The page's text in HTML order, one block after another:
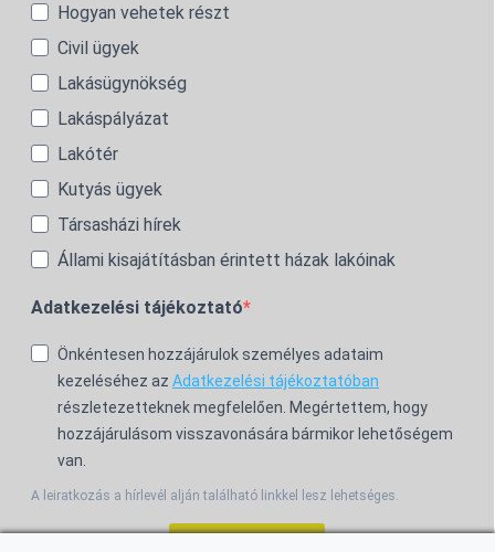
Hogyan vehetek részt
Civil ügyek
Lakásügynökség
Lakáspályázat
Lakótér
Kutyás ügyek
Társasházi hírek
Állami kisajátításban érintett házak lakóinak
Adatkezelési tájékoztató
Önkéntesen hozzájárulok személyes adataim
kezeléséhez az Adatkezelési tájékoztatóban
részletezetteknek megfelelően. Megértettem, hogy
hozzájárulásom visszavonására bármikor lehetőségem
van.
A leiratkozás a hírlevél alján található linkkel lesz lehetséges.